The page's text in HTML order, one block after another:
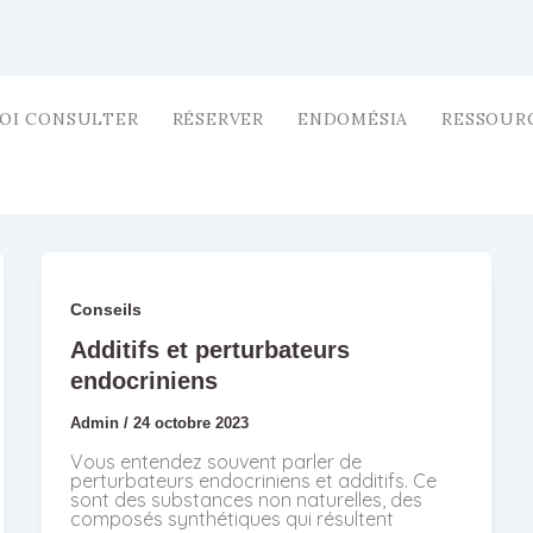
CONSULTER RÉSERVER ENDOMÉSIA
Conseils
Additifs et perturbateurs
endocriniens
Admin / 24 octobre 2023
Vous entendez souvent parler de
perturbateurs endocriniens et additifs. Ce
sont des substances non naturelles, des
composés synthétiques qui résultent